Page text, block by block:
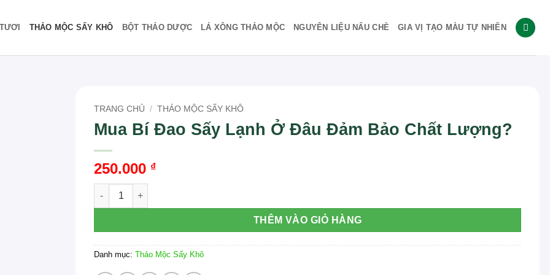
THẢO MỘC SẤY KHÔ BỘT THẢO DƯỢC LÁ XÔNG THẢO MỘC NGUYÊN LIỆU NẤU CHÈ GIA VỊ TẠO MÀU TỰ NHIÊN
TRANG CHỦ / THẢO MỘC SẤY KHÔ
Mua Bí Đao Sấy Lạnh Ở Đâu Đảm Bảo Chất Lượng?
250.000 ₫
Mua Bí Đao Sấy Lạnh Ở Đâu Đảm Bảo Chất Lượng? số lượng
THÊM VÀO GIỎ HÀNG
Danh mục:Thảo Mộc Sấy Khô